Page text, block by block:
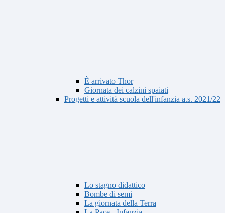
È arrivato Thor
Giornata dei calzini spaiati
Progetti e attività scuola dell'infanzia a.s. 2021/22
Lo stagno didattico
Bombe di semi
La giornata della Terra